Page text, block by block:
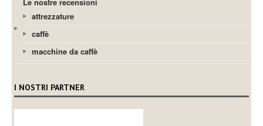
attrezzature
caffè
macchine da caffè
I NOSTRI PARTNER